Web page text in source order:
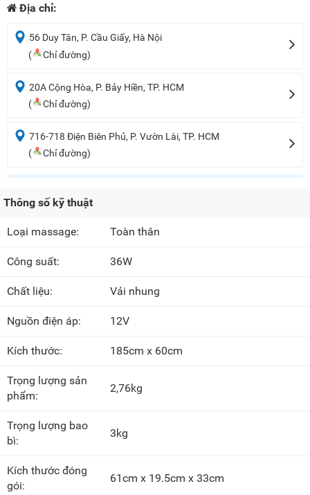
Địa chỉ:
56 Duy Tân, P. Cầu Giấy, Hà Nội
(
Chỉ đường)
20A Cộng Hòa, P. Bảy Hiền, TP. HCM
(
Chỉ đường)
716-718 Điện Biên Phủ, P. Vườn Lài, TP. HCM
(
Chỉ đường)
Thông số kỹ thuật
Loại massage: Toàn thân
Công suất: 36W
Chất liệu: Vải nhung
Nguồn điện áp: 12V
Kích thước: 185cm x 60cm
Trọng lượng sản
phẩm:
2,76kg
Trọng lượng bao
bì:
3kg
Kích thước đóng
gói:
61cm x 19.5cm x 33cm